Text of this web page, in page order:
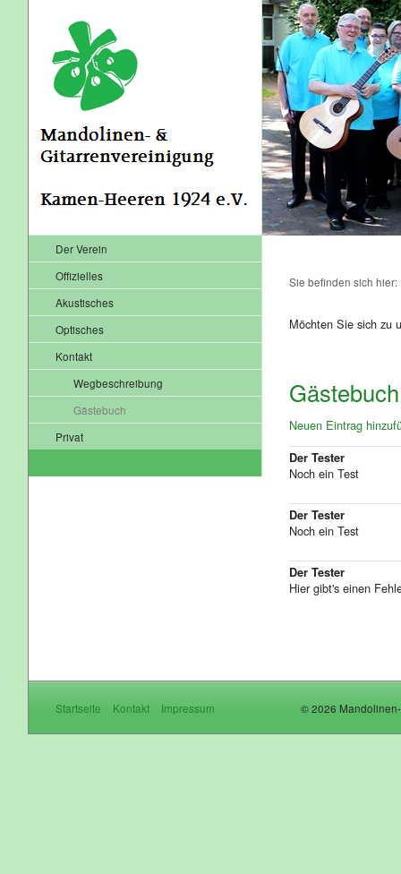
Der Verein
Offizielles
Akustisches
Optisches
Kontakt
Wegbeschreibung
Gästebuch
Privat
Sie befinden sich
Möchten Sie sich zu
Gästebuch
Neuen Eintrag
Der Tester
Noch ein Test
Der Tester
Noch ein Test
Der Tester
Hier gibt's einen
Startseite Kontakt Impressum © 2026